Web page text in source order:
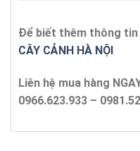
Để biết thêm thông tin
CÂY CẢNH HÀ NỘI
Liên hệ mua hàng
0966.623.933 –